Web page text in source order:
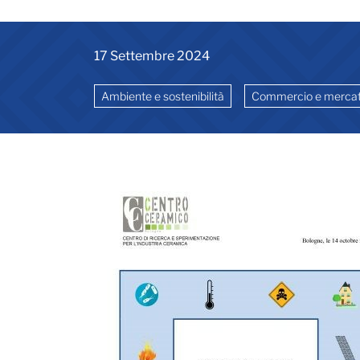
17 Settembre 2024
Ambiente e sostenibilità Commercio e